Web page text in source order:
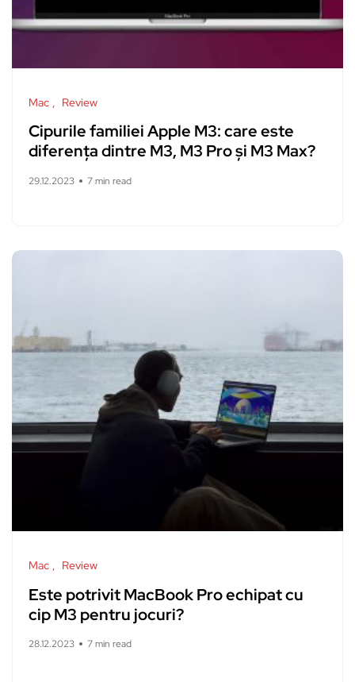
Mac Review
Cipurile familiei Apple M3: care este
diferența dintre M3, M3 Pro și M3 Max?
29.12.2023 7 min read
Mac Review
Este potrivit MacBook Pro echipat cu
cip M3 pentru jocuri?
28.12.2023 7 min read